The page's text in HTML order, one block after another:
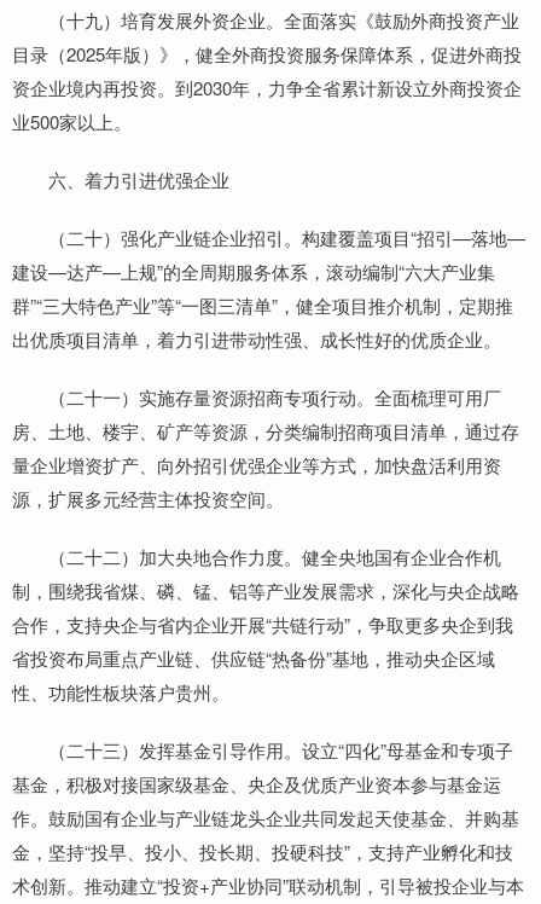
（十九）培育发展外资企业。全面落实《鼓励外商投资产业
目录（2025年版）》，健全外商投资服务保障体系，促进外商投
资企业境内再投资。到2030年，力争全省累计新设立外商投资企
业500家以上。
六、着力引进优强企业
（二十）强化产业链企业招引。构建覆盖项目“招引—落地—
建设—达产—上规”的全周期服务体系，滚动编制“六大产业集
群”“三大特色产业”等“一图三清单”，健全项目推介机制，定期推
出优质项目清单，着力引进带动性强、成长性好的优质企业。
（二十一）实施存量资源招商专项行动。全面梳理可用厂
房、土地、楼宇、矿产等资源，分类编制招商项目清单，通过存
量企业增资扩产、向外招引优强企业等方式，加快盘活利用资
源，扩展多元经营主体投资空间。
（二十二）加大央地合作力度。健全央地国有企业合作机
制，围绕我省煤、磷、锰、铝等产业发展需求，深化与央企战略
合作，支持央企与省内企业开展“共链行动”，争取更多央企到我
省投资布局重点产业链、供应链“热备份”基地，推动央企区域
性、功能性板块落户贵州。
（二十三）发挥基金引导作用。设立“四化”母基金和专项子
基金，积极对接国家级基金、央企及优质产业资本参与基金运
作。鼓励国有企业与产业链龙头企业共同发起天使基金、并购基
金，坚持“投早、投小、投长期、投硬科技”，支持产业孵化和技
术创新。推动建立“投资+产业协同”联动机制，引导被投企业与本